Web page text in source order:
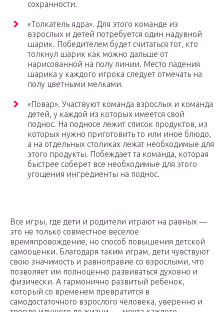
сохранности.
«Толкатель ядра». Для этого команде из
взрослых и детей потребуется один надувной
шарик. Победителем будет считаться тот, кто
толкнул шарик как можно дальше от
нарисованной на полу линии. Место падения
шарика у каждого игрока следует отмечать на
полу цветными мелками.
«Повар». Участвуют команда взрослых и команда
детей, у каждой из которых имеется свой
поднос. На подносе лежит список продуктов, из
которых нужно приготовить то или иное блюдо,
а на отдельных столиках лежат необходимые для
этого продукты. Побеждает та команда, которая
быстрее соберет все необходимые для этого
угощения ингредиенты на поднос.
Все игры, где дети и родители играют на равных —
это не только совместное веселое
времяпровождение, но способ повышения детской
самооценки. Благодаря таким играм, дети чувствуют
свою значимость и равноправие со взрослыми, что
позволяет им полноценно развиваться духовно и
физически. А гармонично развитый ребенок,
который со временем превратится в
самодостаточного взрослого человека, уверенно и